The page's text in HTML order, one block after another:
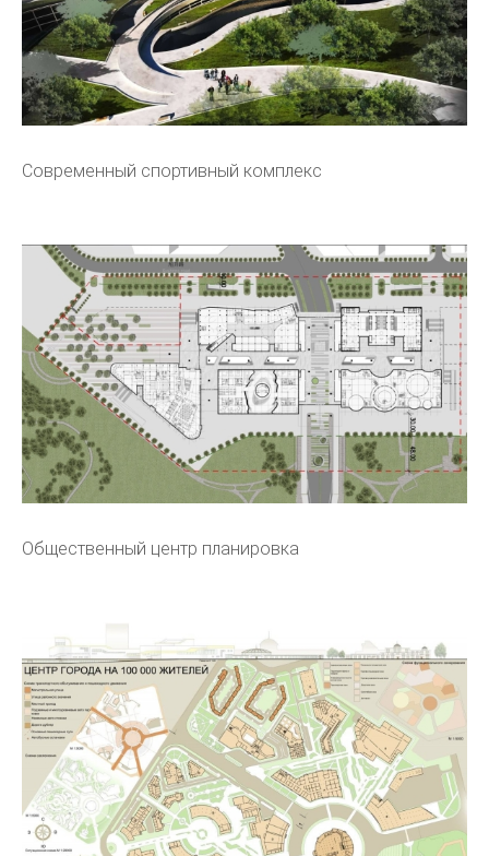
Современный спортивный комплекс
Общественный центр планировка